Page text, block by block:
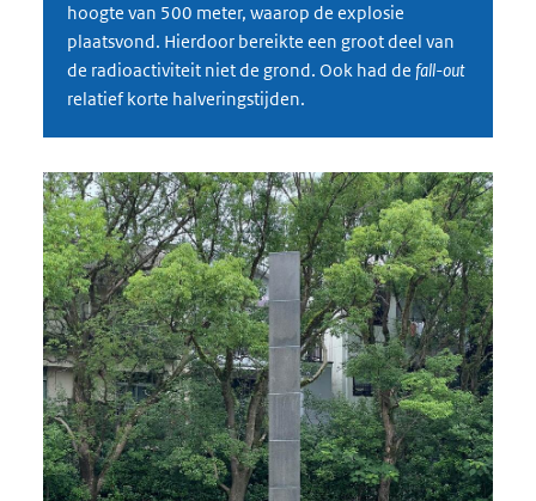
hoogte van 500 meter, waarop de explosie
plaatsvond. Hierdoor bereikte een groot deel van
de radioactiviteit niet de grond. Ook had de fall-out
relatief korte halveringstijden.